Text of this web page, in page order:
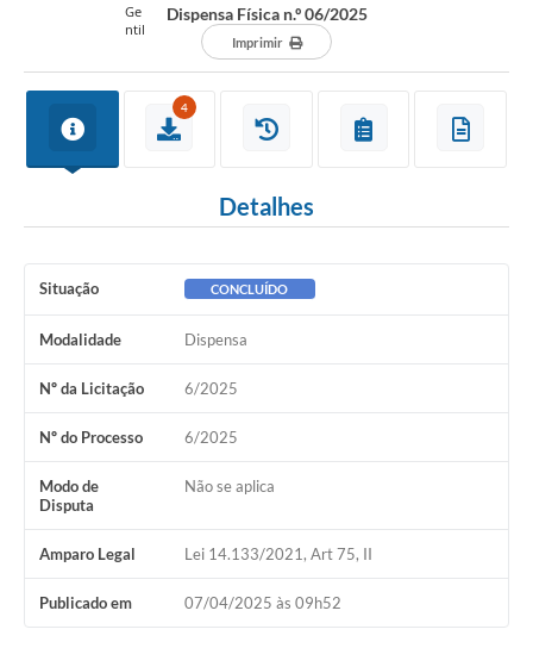
Dispensa Física n.º 06/2025
Imprimir
4
Detalhes
Situação CONCLUÍDO
Modalidade Dispensa
Nº da Licitação 6/2025
Nº do Processo 6/2025
Modo de
Disputa
Não se aplica
Amparo Legal Lei 14.133/2021, Art 75, II
Publicado em 07/04/2025 às 09h52